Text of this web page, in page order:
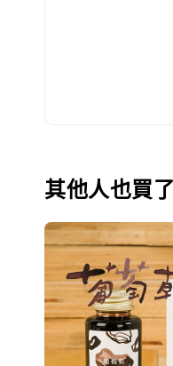
其他人也買了